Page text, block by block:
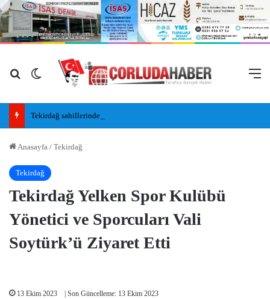
Arama yap ...
Dış görünümü değiştir
Anasayfa / Tekirdağ
Tekirdağ
Tekirdağ Yelken Spor Kulübü
Yönetici ve Sporcuları Vali
Soytürk’ü Ziyaret Etti
13 Ekim 2023 | Son Güncelleme: 13 Ekim 2023